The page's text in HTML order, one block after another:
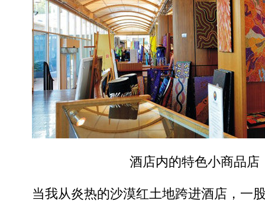
酒店内的特色小商品店
当我从炎热的沙漠红土地跨进酒店，一